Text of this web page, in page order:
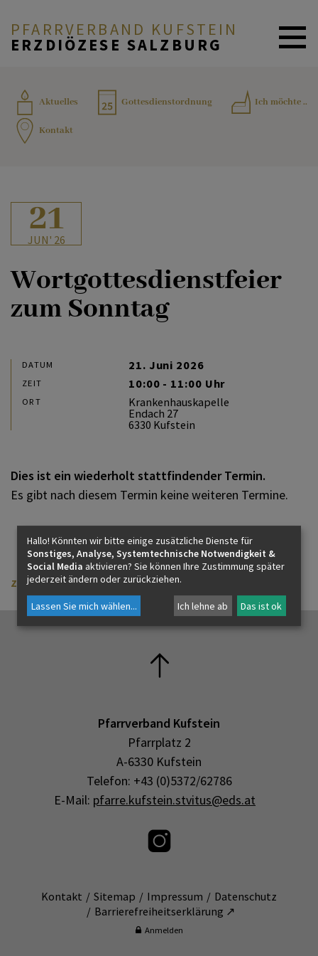
PFARRVERBAND KUFSTEIN
ERZDIÖZESE SALZBURG
AKTUELLES
INFORMATION & BILDUNG
KONTAKT
Aktuelles Gottesdienstordnung Ich möchte ..
Kontakt
21
JUN' 26
Wortgottesdienstfeier
zum Sonntag
DATUM 21. Juni 2026
ZEIT 10:00 - 11:00 Uhr
ORT
Krankenhauskapelle
Endach 27
6330 Kufstein
Dies ist ein wiederholt stattfindender Termin.
Es gibt nach diesem Termin keine weiteren Termine.
zurück
Pfarrverband Kufstein
Pfarrplatz 2
A-6330 Kufstein
Telefon: +43 (0)5372/62786
E-Mail: pfarre.kufstein.stvitus@eds.at
Kontakt Sitemap Impressum
Datenschutz
Barrierefreiheitserklärung ↗
Anmelden
Hallo! Könnten wir bitte einige zusätzliche Dienste für
Sonstiges, Analyse, Systemtechnische Notwendigkeit &
Social Media aktivieren? Sie können Ihre Zustimmung später
jederzeit ändern oder zurückziehen.
Lassen Sie mich wählen... Ich lehne ab Das ist ok